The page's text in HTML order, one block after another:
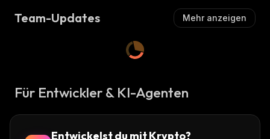
H
H
Team-Updates Mehr anzeigen
Für Entwickler & KI-Agenten
Entwickelst du mit Krypto?